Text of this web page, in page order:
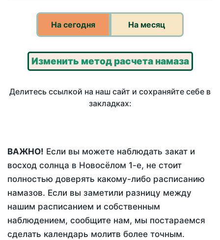
На сегодня На месяц
Изменить метод расчета намаза
Делитесь ссылкой на наш сайт и сохраняйте себе в
закладках:
ВАЖНО! Если вы можете наблюдать закат и
восход солнца в Новосёлом 1-е, не стоит
полностью доверять какому-либо расписанию
намазов. Если вы заметили разницу между
нашим расписанием и собственным
наблюдением, сообщите нам, мы постараемся
сделать календарь молитв более точным.